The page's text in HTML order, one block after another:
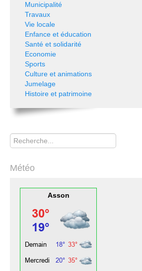
Municipalité
Travaux
Vie locale
Enfance et éducation
Santé et solidarité
Economie
Sports
Culture et animations
Jumelage
Histoire et patrimoine
Rechercher
Météo
Asson